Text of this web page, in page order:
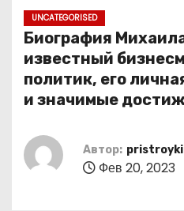
UNCATEGORISED
Биография
известный
политик, его
и значимые
Автор:
Фев 20, 2023